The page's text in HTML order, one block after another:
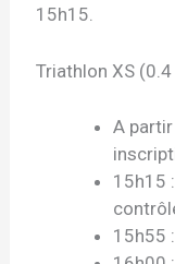
15h15.
Triathlon XS
A
15h15
15h55